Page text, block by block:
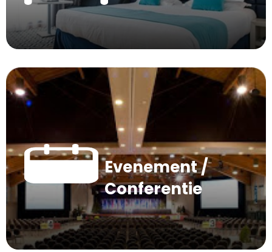
Evenement /
Conferentie